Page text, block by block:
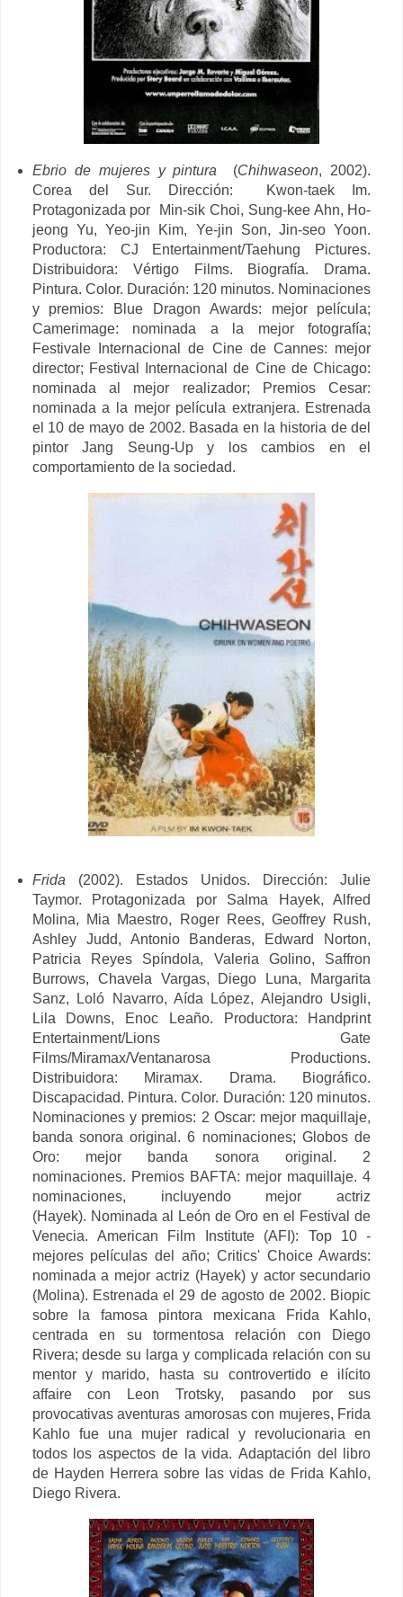
Ebrio de mujeres y pintura (Chihwaseon, 2002).
Corea del Sur. Dirección: Kwon-taek Im.
Protagonizada por Min-sik Choi, Sung-kee Ahn, Ho-
jeong Yu, Yeo-jin Kim, Ye-jin Son, Jin-seo Yoon.
Productora: CJ Entertainment/Taehung Pictures.
Distribuidora: Vértigo Films. Biografía. Drama.
Pintura. Color. Duración: 120 minutos. Nominaciones
y premios:
Blue Dragon Awards: mejor película;
Camerimage: nominada a la mejor fotografía;
Festivale Internacional de Cine de Cannes: mejor
director; Festival Internacional de Cine de Chicago:
nominada al mejor realizador; Premios Cesar:
nominada a la mejor película extranjera. Estrenada
el 10 de mayo de 2002. Basada en la historia de del
pintor Jang Seung-Up y los cambios en el
comportamiento de la sociedad.
Frida (2002). Estados Unidos. Dirección: Julie
Taymor. Protagonizada por Salma Hayek, Alfred
Molina, Mia Maestro, Roger Rees, Geoffrey Rush,
Ashley Judd, Antonio Banderas, Edward Norton,
Patricia Reyes Spíndola, Valeria Golino, Saffron
Burrows, Chavela Vargas, Diego Luna, Margarita
Sanz, Loló Navarro, Aída López, Alejandro Usigli,
Lila Downs, Enoc Leaño. Productora: Handprint
Entertainment/Lions Gate
Films/Miramax/Ventanarosa Productions.
Distribuidora: Miramax. Drama. Biográfico.
Discapacidad. Pintura. Color. Duración: 120 minutos.
Nominaciones y premios: 2 Oscar: mejor maquillaje,
banda sonora original. 6 nominaciones; Globos de
Oro: mejor banda sonora original. 2
nominaciones. Premios BAFTA: mejor maquillaje. 4
nominaciones, incluyendo mejor actriz
(Hayek). Nominada al León de Oro en el Festival de
Venecia. American Film Institute (AFI): Top 10 -
mejores películas del año; Critics' Choice Awards:
nominada a mejor actriz (Hayek) y actor secundario
(Molina). Estrenada el 29 de agosto de 2002. Biopic
sobre la famosa pintora mexicana Frida Kahlo,
centrada en su tormentosa relación con Diego
Rivera; desde su larga y complicada relación con su
mentor y marido, hasta su controvertido e ilícito
affaire con Leon Trotsky, pasando por sus
provocativas aventuras amorosas con mujeres, Frida
Kahlo fue una mujer radical y revolucionaria en
todos los aspectos de la vida. Adaptación del libro
de Hayden Herrera sobre las vidas de Frida Kahlo,
Diego Rivera.